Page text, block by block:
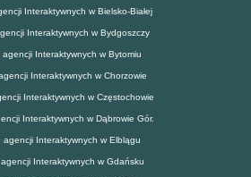
Interaktywnych w Bielsko-Białej
Interaktywnych w Bydgoszczy
agencji Interaktywnych w Bytomiu
Interaktywnych w Chorzowie
Interaktywnych w Częstochowie
Interaktywnych w Dąbrowie Gór.
agencji Interaktywnych w Elblągu
Interaktywnych w Gdańsku